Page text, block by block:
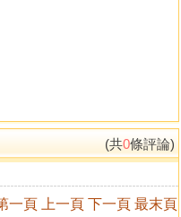
(共0條評論)
一頁 上一頁 下一頁 最末頁